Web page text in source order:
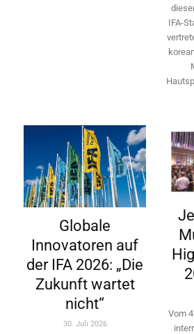
IFA-
Globale
Innovatoren auf
der IFA 2026: „Die
Zukunft wartet
nicht“
30. Juli 2026
Vom